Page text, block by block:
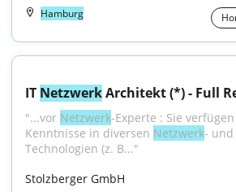
Hamburg
IT Netzwerk Architekt (*) - Full
"...vor Netzwerk-Experte : Sie
Kenntnisse in diversen Netzwerk- und
Technologien (z. B..."
Stolzberger GmbH